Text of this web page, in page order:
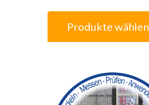
Produkte wählen